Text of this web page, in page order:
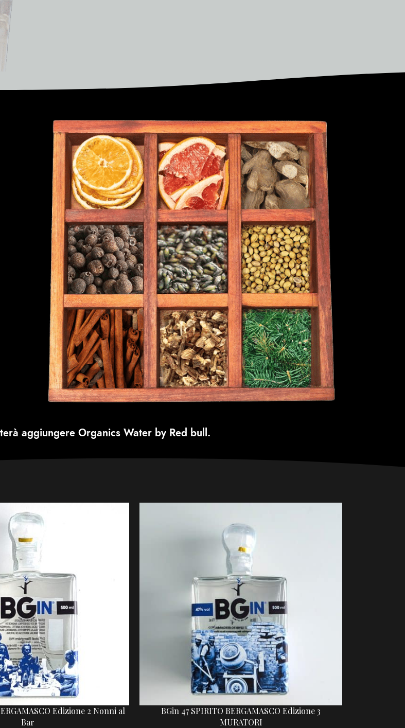
aggiungere Organics Water by Red bull.
Edizione 2 Nonni al
Bar
BGin 47 SPIRITO BERGAMASCO Edizione 3
MURATORI